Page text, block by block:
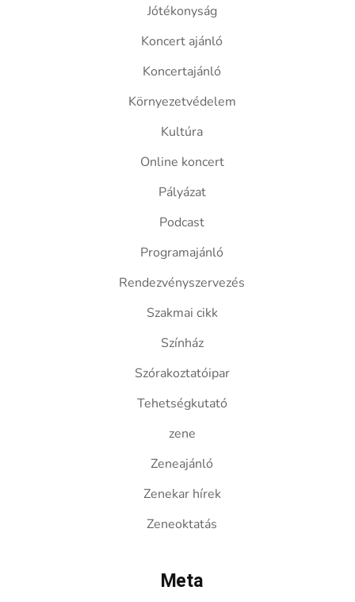
Jótékonyság
Koncert ajánló
Koncertajánló
Környezetvédelem
Kultúra
Online koncert
Pályázat
Podcast
Programajánló
Rendezvényszervezés
Szakmai cikk
Színház
Szórakoztatóipar
Tehetségkutató
zene
Zeneajánló
Zenekar hírek
Zeneoktatás
Meta